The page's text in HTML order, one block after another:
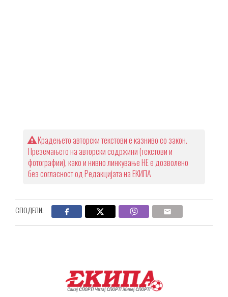
Крадењето авторски текстови е казниво со закон.
Преземањето на авторски содржини (текстови и
фотографии), како и нивно линкување НЕ е дозволено
без согласност од Редакцијата на ЕКИПА
СПОДЕЛИ: